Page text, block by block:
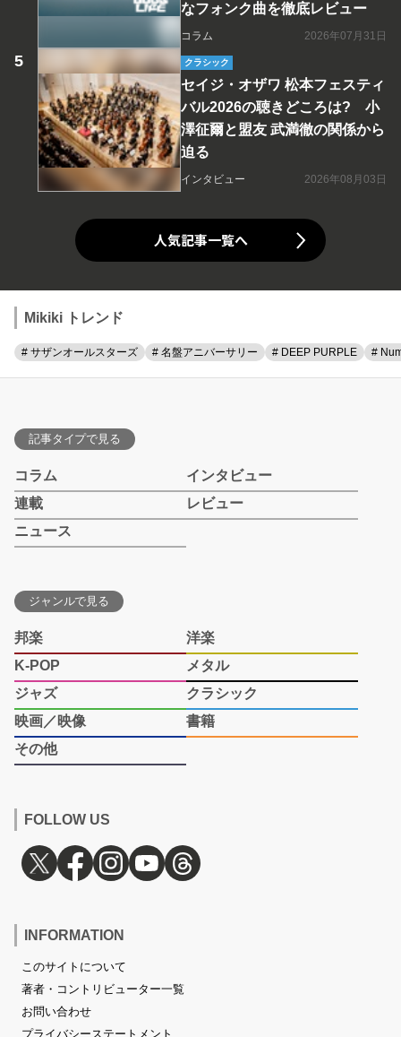
なフォンク曲を徹底レビュー
コラム 2026年07月31日
クラシック
セイジ・オザワ 松本フェスティ
バル2026の聴きどころは? 小
澤征爾と盟友 武満徹の関係から
迫る
インタビュー 2026年08月03日
人気記事一覧へ
Mikiki トレンド
# サザンオールスターズ # 名盤アニバーサリー # DEEP PURPLE #
記事タイプで見る
コラム
インタビュー
連載
レビュー
ニュース
ジャンルで見る
邦楽
洋楽
K-POP
メタル
ジャズ
クラシック
映画／映像
書籍
その他
FOLLOW US
INFORMATION
このサイトについて
著者・コントリビューター一覧
お問い合わせ
プライバシーステートメント